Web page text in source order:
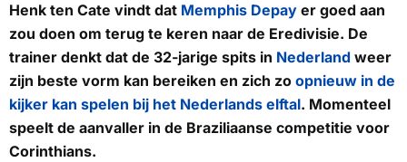
Henk ten Cate vindt dat Memphis Depay er goed aan
zou doen om terug te keren naar de Eredivisie. De
trainer denkt dat de 32-jarige spits in Nederland weer
zijn beste vorm kan bereiken en zich zo opnieuw in de
kijker kan spelen bij het Nederlands elftal. Momenteel
speelt de aanvaller in de Braziliaanse competitie voor
Corinthians.